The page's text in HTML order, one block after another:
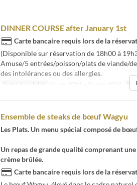
DINNER COURSE after January 1st
Carte bancaire requis lors de la
(Disponible sur réservation de 18h00 à
Amuse/5 entrées/poisson/plats de viande/
des intolérances ou des allergies.
Dates de validité 01 jan. 2024 ~ 31 mar. 2024
Ensemble de steaks de bœuf Wagyu
Les Plats. Un menu spécial composé de
Un repas de grande qualité comprenant
crème brûlée.
Carte bancaire requis lors de la